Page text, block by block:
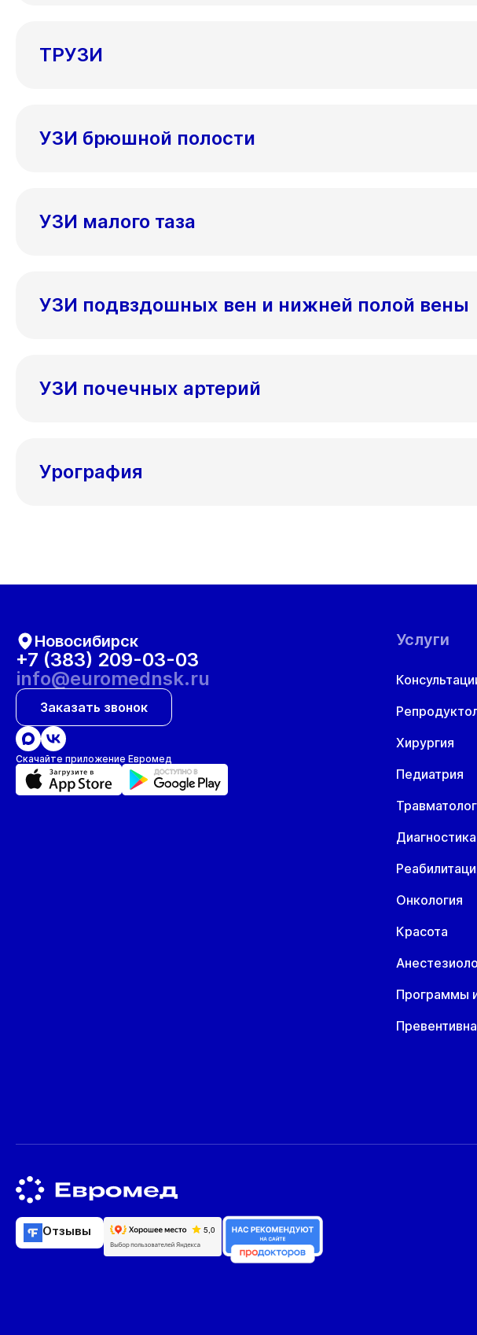
ТРУЗИ
УЗИ брюшной полости
УЗИ малого таза
УЗИ подвздошных вен и нижней полой вены
УЗИ почечных артерий
Урография
Новосибирск
+7 (383) 209-03-03
info@euromednsk.ru
Заказать звонок
Скачайте приложение Евромед
Услуги
Хирургия
Педиатрия
Диагностика
Онкология
Красота
Программы
Отзывы